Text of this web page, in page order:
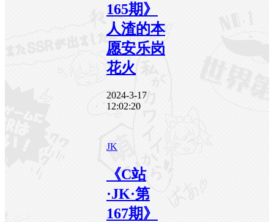
165期》
人渣的本
愿安乐岗
花火
2024-3-17
12:02:20
JK
《C站
·JK·第
167期》